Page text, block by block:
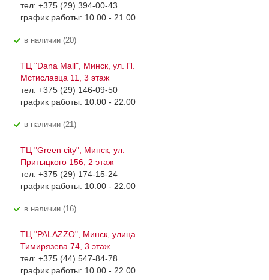
тел: +375 (29) 394-00-43
график работы: 10.00 - 21.00
В наличии (20)
ТЦ "Dana Mall", Минск, ул. П.
Мстиславца 11, 3 этаж
тел: +375 (29) 146-09-50
график работы: 10.00 - 22.00
В наличии (21)
ТЦ "Green city", Минск, ул.
Притыцкого 156, 2 этаж
тел: +375 (29) 174-15-24
график работы: 10.00 - 22.00
В наличии (16)
ТЦ "PALAZZO", Минск, улица
Тимирязева 74, 3 этаж
тел: +375 (44) 547-84-78
график работы: 10.00 - 22.00